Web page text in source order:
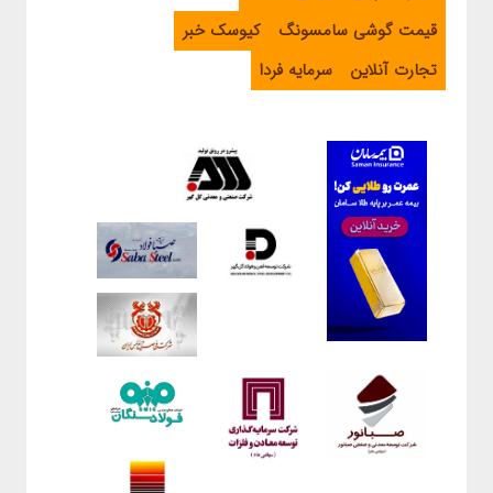
قیمت گوشی سامسونگ
کیوسک خبر
تجارت آنلاین
سرمایه فردا